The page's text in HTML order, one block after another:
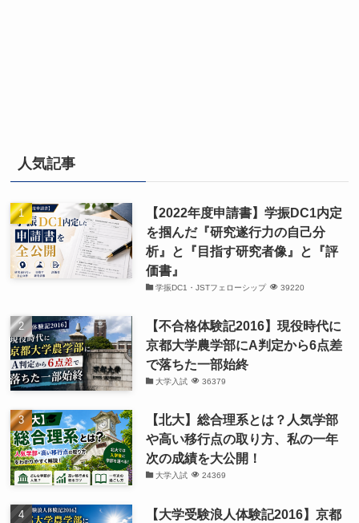
人気記事
【2022年度申請書】学振DC1内定
を掴んだ『研究遂行力の自己分
析』と『目指す研究者像』と『評
価書』
学振DC1・JSTフェローシップ 39220
【不合格体験記2016】現役時代に
京都大学農学部にA判定から6点差
で落ちた一部始終
大学入試 36379
【北大】総合理系とは？人気学部
や高い移行点の取り方、私の一年
次の成績を大公開！
大学入試 24369
【大学受験浪人体験記2016】京都